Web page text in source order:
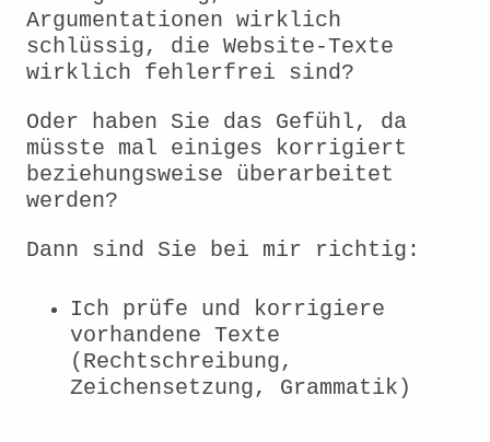
Argumentationen wirklich
schlüssig, die Website-Texte
wirklich fehlerfrei sind?
Oder haben Sie das Gefühl, da
müsste mal einiges korrigiert
beziehungsweise überarbeitet
werden?
Dann sind Sie bei mir richtig:
Ich prüfe und korrigiere
vorhandene Texte
(Rechtschreibung,
Zeichensetzung, Grammatik)